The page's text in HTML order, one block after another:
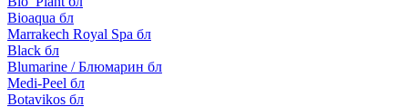
Bioaqua бл
Marrakech Royal Spa бл
Black бл
Blumarine / Блюмарин бл
Medi-Peel бл
Botavikos бл